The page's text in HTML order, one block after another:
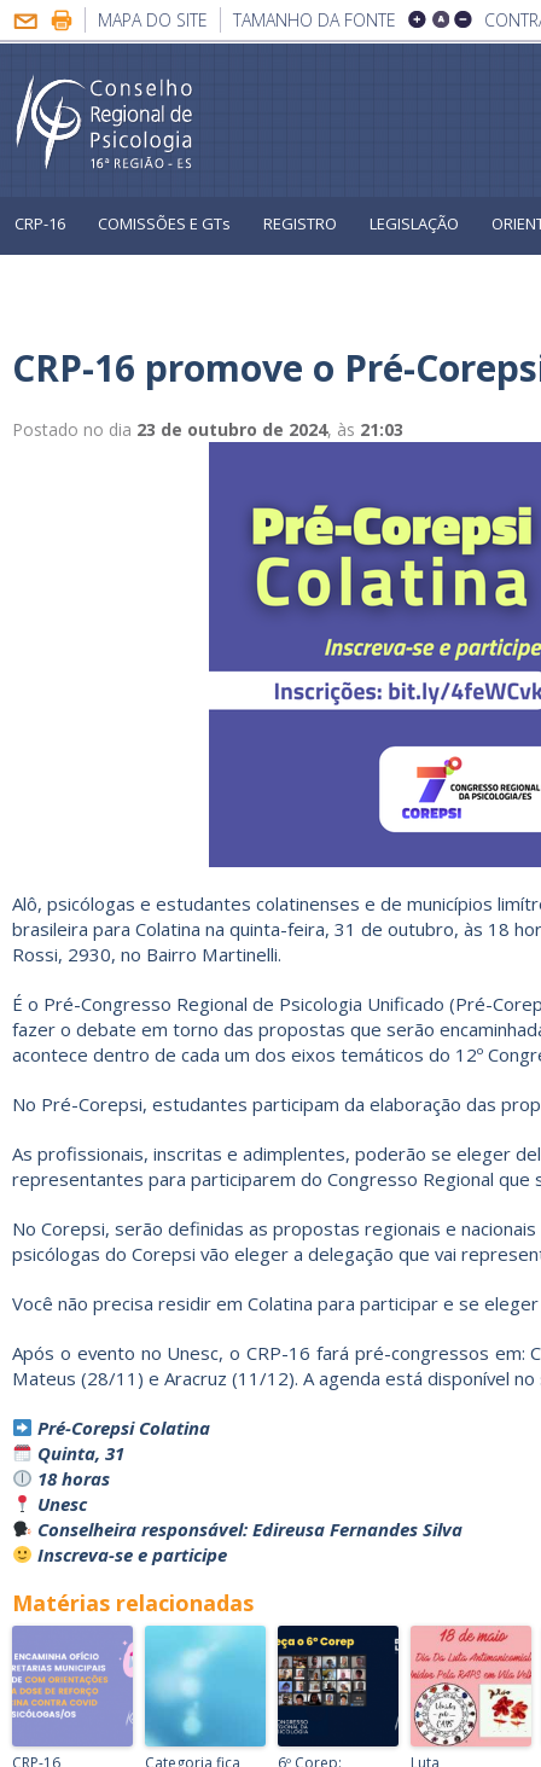
MAPA DO SITE TAMANHO DA FONTE
CRP-16 COMISSÕES E GTs REGISTRO LEGISLAÇÃO
CRP-16 promove o Pré-
Postado no dia 23 de outubro de 2024, às 21:03
Alô, psicólogas e estudantes colatinenses e de municípios
brasileira para Colatina na quinta-feira, 31 de outubro, às 18
Rossi, 2930, no Bairro Martinelli.
É o Pré-Congresso Regional de Psicologia Unificado (Pré-
fazer o debate em torno das propostas que serão
acontece dentro de cada um dos eixos temáticos do 12º
No Pré-Corepsi, estudantes participam da elaboração das
As profissionais, inscritas e adimplentes, poderão se eleger
representantes para participarem do Congresso Regional que
No Corepsi, serão definidas as propostas regionais e
psicólogas do Corepsi vão eleger a delegação que vai
Você não precisa residir em Colatina para participar e se
Após o evento no Unesc, o CRP-16 fará pré-congressos em:
Mateus (28/11) e Aracruz (11/12). A agenda está disponível no
Pré-Corepsi Colatina
Quinta, 31
18 horas
Unesc
Conselheira responsável: Edireusa Fernandes Silva
Inscreva-se e participe
Matérias relacionadas
CRP-16
Categoria fica
6º Corep:
Luta